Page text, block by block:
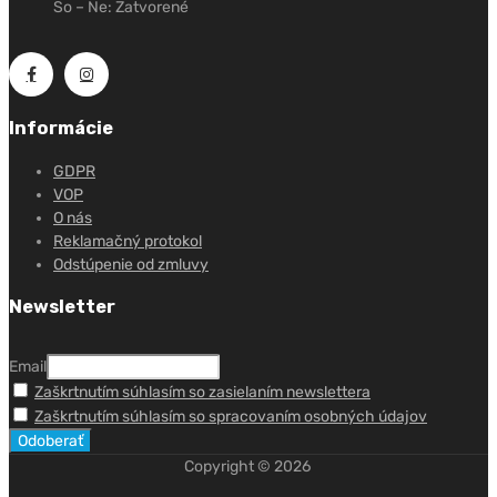
So – Ne: Zatvorené
Informácie
GDPR
VOP
O nás
Reklamačný protokol
Odstúpenie od zmluvy
Newsletter
Email
Zaškrtnutím súhlasím so zasielaním newslettera
Zaškrtnutím súhlasím so spracovaním osobných údajov
Copyright © 2026